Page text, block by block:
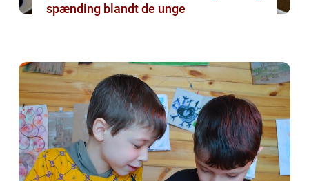
spænding blandt de unge